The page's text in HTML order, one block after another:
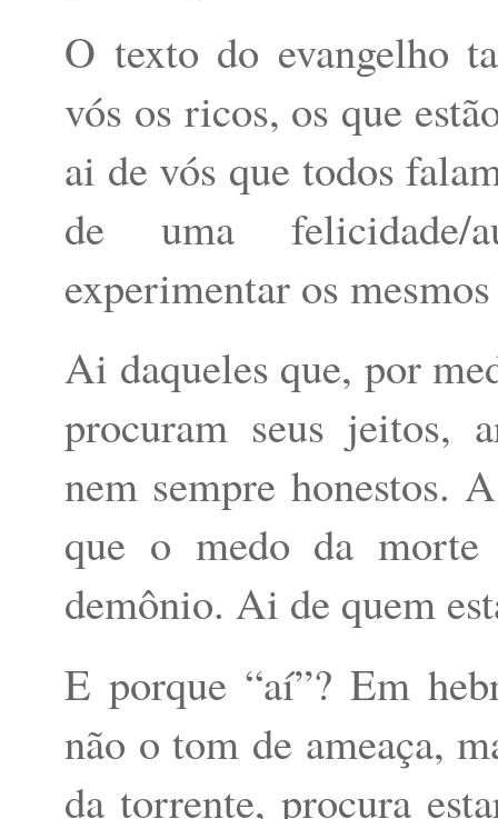
O texto do evangelho
vós os ricos, os que
ai de vós que todos
de uma felicidade/
experimentar os
Ai daqueles que, por
procuram seus jeitos,
nem sempre honestos.
que o medo da
demônio. Ai de quem
E porque “aí”? Em
não o tom de ameaça,
da torrente, procura